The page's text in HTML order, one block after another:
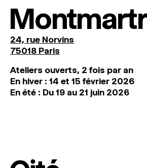
24, rue Norvins
75018 Paris
Ateliers ouverts, 2 fois par an
En hiver : 14 et 15 février 2026
En été : Du 19 au 21 juin 2026